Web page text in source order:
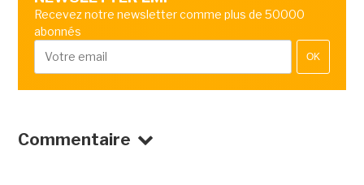
Recevez notre newsletter comme plus de 50000
abonnés
OK
Commentaire